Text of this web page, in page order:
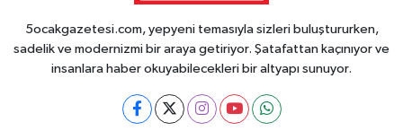
5ocakgazetesi.com, yepyeni temasıyla sizleri buluştururken,
sadelik ve modernizmi bir araya getiriyor. Şatafattan kaçınıyor ve
insanlara haber okuyabilecekleri bir altyapı sunuyor.